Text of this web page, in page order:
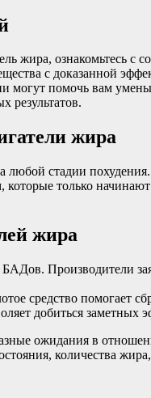
жира, ознакомьтесь с
с доказанной
могут помочь вам
результатов.
жира
любой стадии
которые только
жира
Производители
средство помогает
добиться заметных
ожидания в
количества